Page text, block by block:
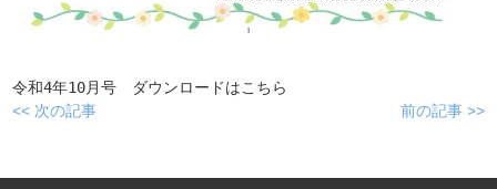
令和4年10月号 ダウンロードはこちら
前の記事 >>
<< 次の記事